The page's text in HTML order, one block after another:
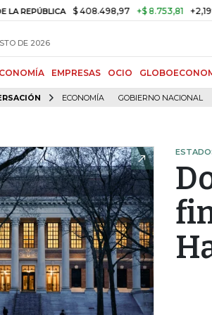
$ 408.498,97 +$ 8.753,81 +2,19%
DE 2026
EMPRESAS OCIO
ECONOMÍA GOBIERNO NACIONAL